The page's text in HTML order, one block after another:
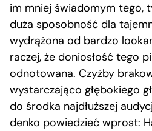
im mniej świadomym tego,
duża sposobność dla
wydrążona od bardzo
raczej, że doniosłość tego
odnotowana. Czyżby
wystarczająco głębokiego
do środka najdłuższej
denko powiedzieć wprost: